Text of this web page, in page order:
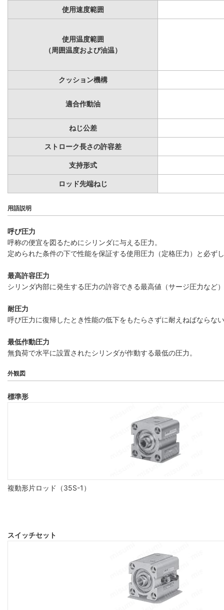
使用速度範囲
使用温度範囲
（周囲温度および油温）
クッション機構
適合作動油
ねじ公差
ストローク長さの許容差
支持形式
ロッド先端ねじ
用語説明
呼び圧力
呼称の便宜を図るためにシリンダに与える圧力。
定められた条件の下で性能を保証する使用圧力（定格圧力）と必ず
最高許容圧力
シリンダ内部に発生する圧力の許容できる最高値（サージ圧力など
耐圧力
呼び圧力に復帰したとき性能の低下をもたらさずに耐えねばならな
最低作動圧力
無負荷で水平に設置されたシリンダが作動する最低の圧力。
外観図
標準形
複動形片ロッド（35S-1）
スイッチセット